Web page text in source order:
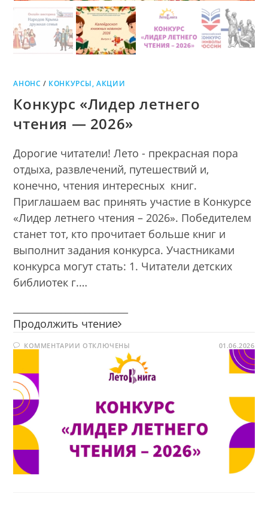
АНОНС / КОНКУРСЫ, АКЦИИ
Конкурс «Лидер летнего
чтения — 2026»
Дорогие читатели! Лето - прекрасная пора
отдыха, развлечений, путешествий и,
конечно, чтения интересных книг.
Приглашаем вас принять участие в Конкурсе
«Лидер летнего чтения – 2026». Победителем
станет тот, кто прочитает больше книг и
выполнит задания конкурса. Участниками
конкурса могут стать: 1. Читатели детских
библиотек г.…
Продолжить чтение Конкурс
летнего
чтения
—
2026»
КОММЕНТАРИИ К
КОНКУРС
«ЛИДЕР
ЛЕТНЕГО
ЧТЕНИЯ
2026»
ОТКЛЮЧЕНЫ 01.06.2026